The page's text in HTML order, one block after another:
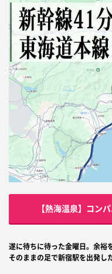
【熱海温泉】コン
遂に待ちに待った金曜日。余裕
そのままの足で新宿駅を出発し